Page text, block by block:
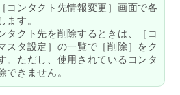
コンタクト先情報変更］画面で各
ます。
タクト先を削除するときは、［コ
スタ設定］の一覧で［削除］をク
。ただし、使用されているコンタ
できません。